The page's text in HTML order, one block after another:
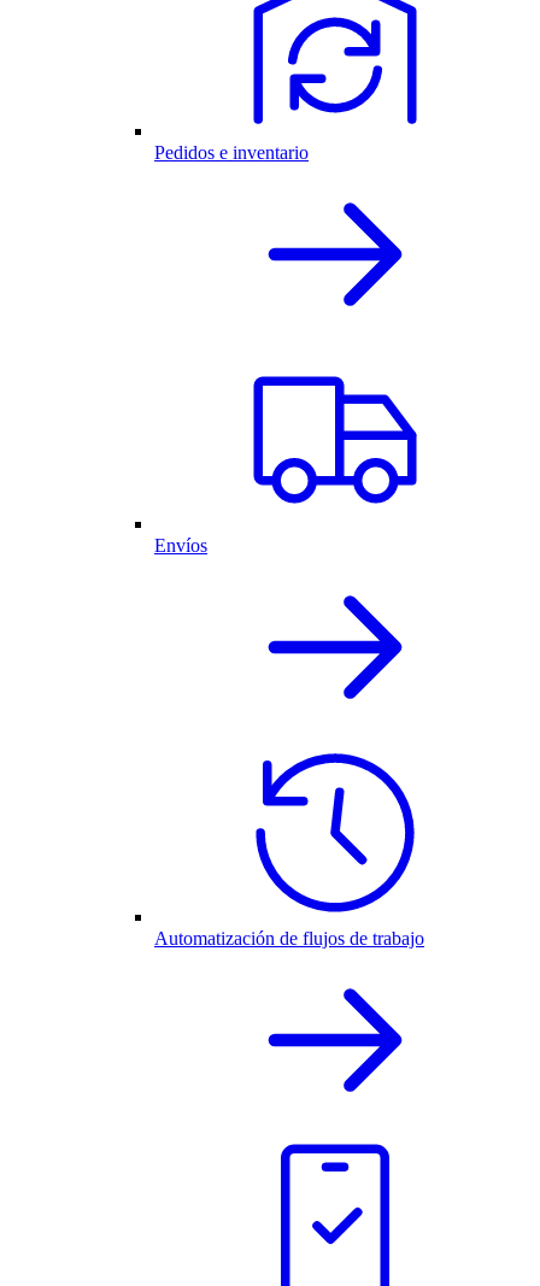
Pedidos e inventario
Envíos
Automatización de flujos de trabajo